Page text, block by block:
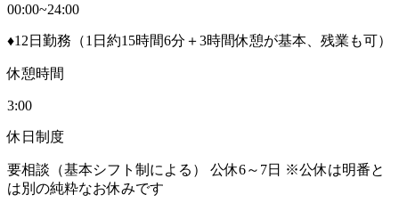
00:00~24:00
♦12日勤務（1日約15時間6分＋3時間休憩が基本、残業も可）
休憩時間
3:00
休日制度
要相談（基本シフト制による） 公休6～7日 ※公休は明番と
は別の純粋なお休みです